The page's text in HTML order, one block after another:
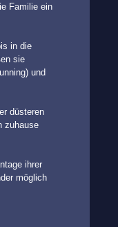
Familie ein
in die
sie
und
düsteren
zuhause
ihrer
möglich